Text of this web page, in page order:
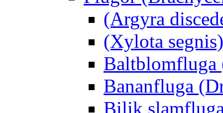
(Argyra
(Xylota segnis)
Baltblomfluga
Bananfluga
Bilik